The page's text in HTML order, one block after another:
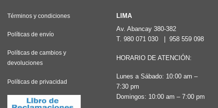
Términos y condiciones
Políticas de envío
Políticas de cambios y
devoluciones
Políticas de privacidad
LIMA
Av. Abancay 380-382
T. 980 071 030 958 559 098
HORARIO DE ATENCIÓN:
Lunes a Sábado: 10:00 am –
7:30 pm
Domingos: 10:00 am – 7:00 pm